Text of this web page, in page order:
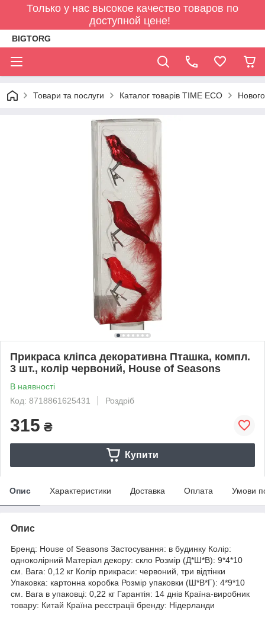
Только у нас высокое качество товаров по
доступной цене!
BIGTORG
Товари та послуги Каталог товарів TIME ECO
Прикраса кліпса декоративна Пташка, компл.
3 шт., колір червоний, House of Seasons
В наявності
Код: 8718861625431
Роздріб
315 ₴
Купити
Опис Характеристики Доставка Оплата Умови
Опис
Бренд: House of Seasons Застосування: в будинку Колір:
одноколірний Матеріал декору: скло Розмір (Д*Ш*В): 9*4*10
см. Вага: 0,12 кг Колір прикраси: червоний, три відтінки
Упаковка: картонна коробка Розмір упаковки (Ш*В*Г): 4*9*10
см. Вага в упаковці: 0,22 кг Гарантія: 14 днів Країна-виробник
товару: Китай Країна реєстрації бренду: Нідерланди